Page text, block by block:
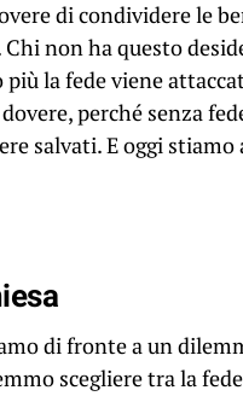
di condividere le
non ha questo
più la fede viene
perché senza
salvati. E oggi
di fronte a un
scegliere tra la